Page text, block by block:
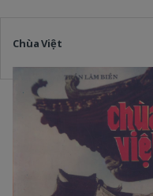
Chùa Việt